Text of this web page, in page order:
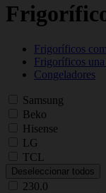
Frigoríficos
Frigoríficos una
Congeladores
Samsung
Beko
Hisense
LG
TCL
Deseleccionar todos
230.0